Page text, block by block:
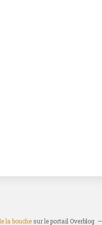
la bouchesur le portail Overblog